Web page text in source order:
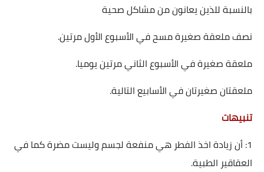
بالنسبة للذين يعانون من مشاكل صحية
نصف ملعقة صغيرة مسح في الأسبوع الأول مرتين.
ملعقة صغيرة في الأسبوع الثاني مرتين يوميا.
ملعقتان صغيرتان في الأسابيع التالية.
تنبيهات
1: أن زيادة اخذ الفطر هي منفعة لجسم وليست مضرة كما في
العقاقير الطبية.